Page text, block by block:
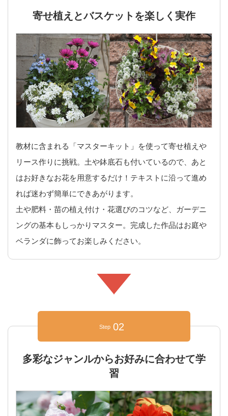
寄せ植えとバスケットを楽しく実作
教材に含まれる「マスターキット」を使って寄せ植えや
リース作りに挑戦。土や鉢底石も付いているので、あと
はお好きなお花を用意するだけ！テキストに沿って進め
れば迷わず簡単にできあがります。
土や肥料・苗の植え付け・花選びのコツなど、ガーデニ
ングの基本もしっかりマスター。完成した作品はお庭や
ベランダに飾ってお楽しみください。
Step 02
多彩なジャンルからお好みに合わせて学
習